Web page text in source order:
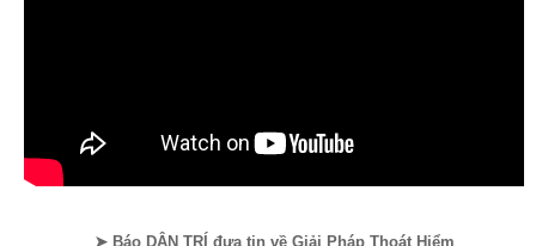
➤ Báo DÂN TRÍ đưa tin về Giải Pháp Thoát Hiểm